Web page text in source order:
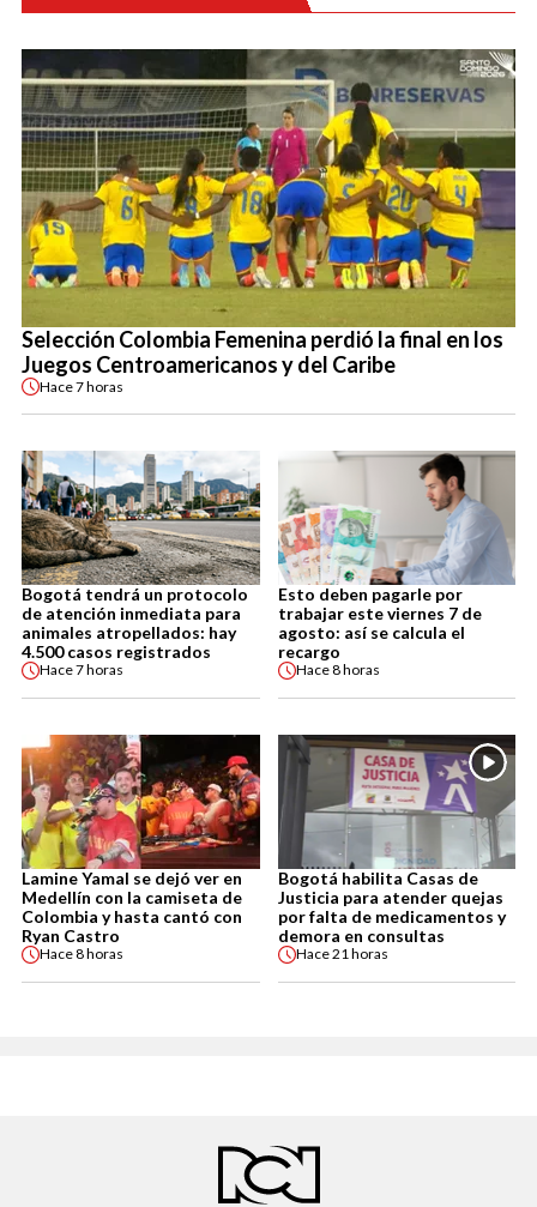
Selección Colombia Femenina perdió la final en los
Juegos Centroamericanos y del Caribe
Hace7 horas
Bogotá tendrá un protocolo
de atención inmediata para
animales atropellados: hay
4.500 casos registrados
Hace7 horas
Esto deben pagarle por
trabajar este viernes 7 de
agosto: así se calcula el
recargo
Hace8 horas
Lamine Yamal se dejó ver en
Medellín con la camiseta de
Colombia y hasta cantó con
Ryan Castro
Hace8 horas
Bogotá habilita Casas de
Justicia para atender quejas
por falta de medicamentos y
demora en consultas
Hace21 horas